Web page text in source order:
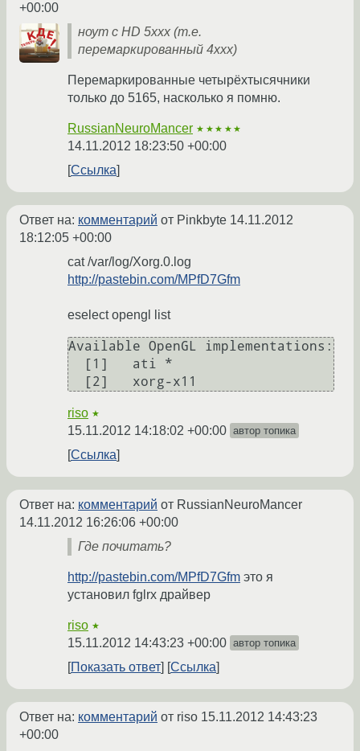
+00:00
ноут с HD 5xxx (т.е.
перемаркированный 4xxx)
Перемаркированные четырёхтысячники
только до 5165, насколько я помню.
RussianNeuroMancer ★★★★★
14.11.2012 18:23:50 +00:00
Ссылка
Ответ на: комментарий от Pinkbyte 14.11.2012
18:12:05 +00:00
cat /var/log/Xorg.0.log
http://pastebin.com/MPfD7Gfm
eselect opengl list
Available OpenGL implementations:
riso ★
15.11.2012 14:18:02 +00:00 автор топика
Ссылка
Ответ на: комментарий от RussianNeuroMancer
14.11.2012 16:26:06 +00:00
Где почитать?
http://pastebin.com/MPfD7Gfm это я
установил fglrx драйвер
riso ★
15.11.2012 14:43:23 +00:00 автор топика
Показать ответ Ссылка
Ответ на: комментарий от riso 15.11.2012 14:43:23
+00:00